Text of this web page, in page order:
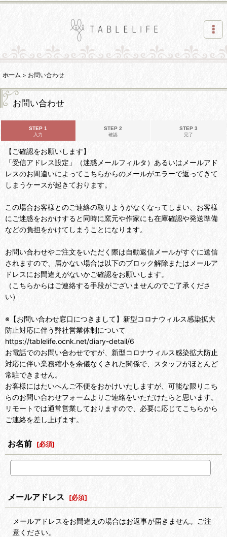
ホーム > お問い合わせ
お問い合わせ
STEP 1
入力
STEP 2
確認
STEP 3
完了
【ご確認をお願いします】
「受信アドレス設定」（迷惑メールフィルタ）あるいはメールアド
レスのお間違いによってこちらからのメールがエラーで返ってきて
しまうケースが起きております。
この場合お客様とのご連絡の取りようがなくなってしまい、お客様
にご迷惑をおかけすると同時に窯元や作家にも在庫確認や発送準備
などの負担をかけてしまうことになります。
お問い合わせやご注文をいただく際は自動返信メールがすぐに送信
されますので、届かない場合は以下のブロック解除またはメールア
ドレスにお間違えがないかご確認をお願いします。
（こちらからはご連絡する手段がございませんのでご了承くださ
い）
※【お問い合わせ窓口につきまして】新型コロナウィルス感染拡大
防止対応に伴う弊社営業体制について
https://tablelife.ocnk.net/diary-detail/6
お電話でのお問い合わせですが、新型コロナウィルス感染拡大防止
対応に伴い業務縮小を余儀なくされた関係で、スタッフがほとんど
常駐できません。
お客様にはたいへんご不便をおかけいたしますが、可能な限りこち
らのお問い合わせフォームよりご連絡をいただけたらと思います。
リモートでは通常営業しておりますので、必要に応じてこちらから
ご連絡を差し上げます。
お名前 [必須]
メールアドレス [必須]
メールアドレスをお間違えの場合はお返事が届きません。ご注
意ください。